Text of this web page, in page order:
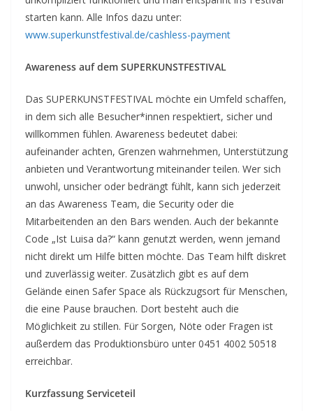
starten kann. Alle Infos dazu unter:
www.superkunstfestival.de/cashless-payment
Awareness auf dem SUPERKUNSTFESTIVAL
Das SUPERKUNSTFESTIVAL möchte ein Umfeld schaffen,
in dem sich alle Besucher*innen respektiert, sicher und
willkommen fühlen. Awareness bedeutet dabei:
aufeinander achten, Grenzen wahrnehmen, Unterstützung
anbieten und Verantwortung miteinander teilen. Wer sich
unwohl, unsicher oder bedrängt fühlt, kann sich jederzeit
an das Awareness Team, die Security oder die
Mitarbeitenden an den Bars wenden. Auch der bekannte
Code „Ist Luisa da?“ kann genutzt werden, wenn jemand
nicht direkt um Hilfe bitten möchte. Das Team hilft diskret
und zuverlässig weiter. Zusätzlich gibt es auf dem
Gelände einen Safer Space als Rückzugsort für Menschen,
die eine Pause brauchen. Dort besteht auch die
Möglichkeit zu stillen. Für Sorgen, Nöte oder Fragen ist
außerdem das Produktionsbüro unter 0451 4002 50518
erreichbar.
Kurzfassung Serviceteil